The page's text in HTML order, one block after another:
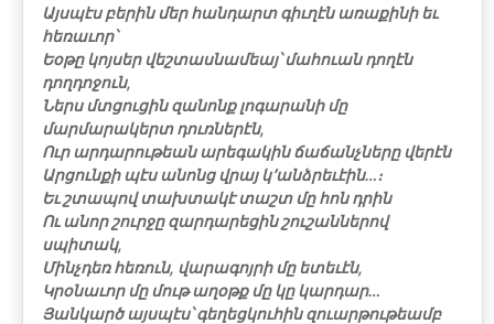
Այսպէս բերին մեր հանդարտ գիւղէն առաքինի եւ
հեռաւոր՝
Եօթը կոյսեր վեշտասնամեայ՝ մահուան դողէն
դողդոջուն,
Ներս մտցուցին զանոնք լոգարանի մը
մարմարակերտ դուռներէն,
Ուր արդարութեան արեգակին ճաճանչները վերէն
Արցունքի պէս անոնց վրայ կ՚անձրեւէին…։
Եւ շտապով տախտակէ տաշտ մը հոն դրին
Ու անոր շուրջը զարդարեցին շուշաններով
սպիտակ,
Մինչդեռ հեռուն, վարագոյրի մը ետեւէն,
Կրօնաւոր մը մութ աղօթք մը կը կարդար…
Յանկարծ այսպէս՝ գեղեցկուհին զուարթութեամբ